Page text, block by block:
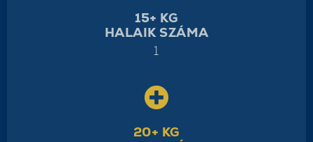
15+ KG
HALAIK SZÁMA
1
20+ KG